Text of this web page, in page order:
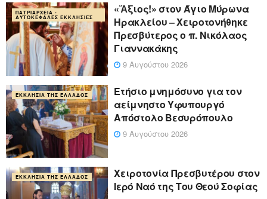
ΠΑΤΡΙΑΡΧΕΊΑ -
ΑΥΤΟΚΈΦΑΛΕΣ ΕΚΚΛΗΣΊΕΣ
«Ἄξιος!» στον Άγιο Μύρωνα
Ηρακλείου – Χειροτονήθηκε
Πρεσβύτερος ο π. Νικόλαος
Γιαννακάκης
9 Αυγούστου 2026
ΕΚΚΛΗΣΊΑ ΤΗΣ ΕΛΛΆΔΟΣ
Ετήσιο μνημόσυνο για τον
αείμνηστο Υφυπουργό
Απόστολο Βεσυρόπουλο
9 Αυγούστου 2026
ΕΚΚΛΗΣΊΑ ΤΗΣ ΕΛΛΆΔΟΣ
Χειροτονία Πρεσβυτέρου στον
Ιερό Ναό της Του Θεού Σοφίας